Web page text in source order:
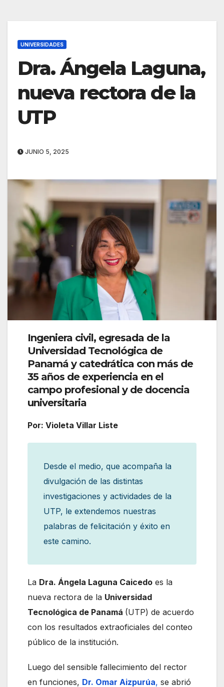
UNIVERSIDADES
Dra. Ángela Laguna,
nueva rectora de la
UTP
JUNIO 5, 2025
Ingeniera civil, egresada de la
Universidad Tecnológica de
Panamá y catedrática con más de
35 años de experiencia en el
campo profesional y de docencia
universitaria
Por: Violeta Villar Liste
Desde el medio, que acompaña la
divulgación de las distintas
investigaciones y actividades de la
UTP, le extendemos nuestras
palabras de felicitación y éxito en
este camino.
La Dra. Ángela Laguna Caicedo es la
nueva rectora de la Universidad
Tecnológica de Panamá (UTP) de acuerdo
con los resultados extraoficiales del conteo
público de la institución.
Luego del sensible fallecimiento del rector
en funciones, Dr. Omar Aizpurúa, se abrió